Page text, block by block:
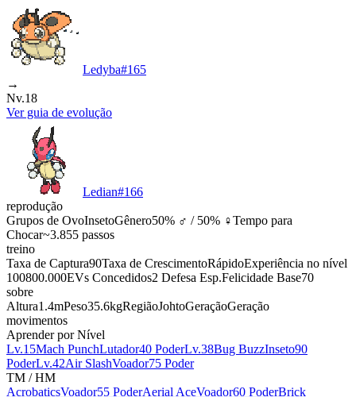
Ledyba#165
→
Nv.18
Ver guia de evolução
Ledian#166
reprodução
Grupos de OvoInsetoGênero50% ♂ / 50% ♀Tempo para
Chocar~3.855 passos
treino
Taxa de Captura90Taxa de CrescimentoRápidoExperiência no nível
100800.000EVs Concedidos2 Defesa Esp.Felicidade Base70
sobre
Altura1.4mPeso35.6kgRegiãoJohtoGeraçãoGeração
movimentos
Aprender por Nível
Lv.15Mach PunchLutador40 PoderLv.38Bug BuzzInseto90
PoderLv.42Air SlashVoador75 Poder
TM / HM
AcrobaticsVoador55 PoderAerial AceVoador60 PoderBrick